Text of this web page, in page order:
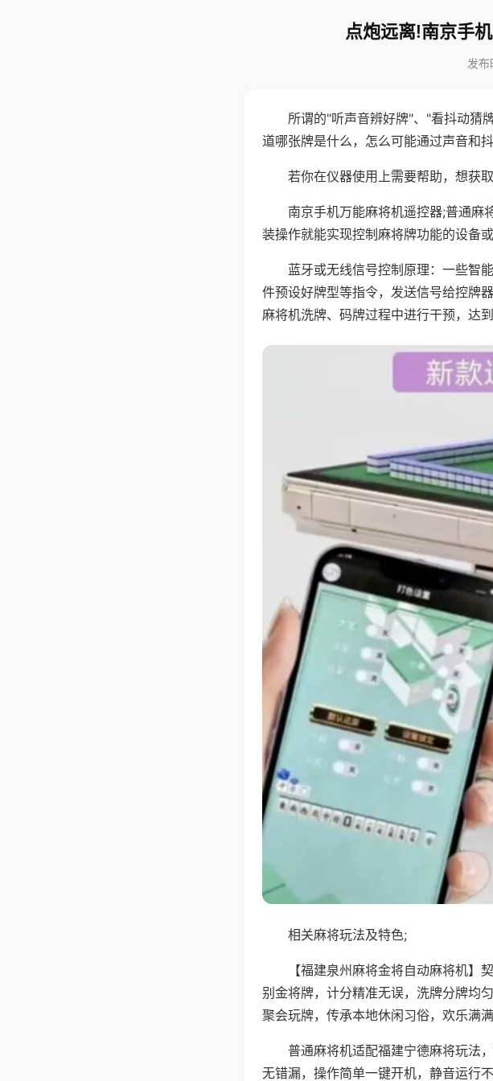
点炮远离!南京手
发
所谓的"听声音辨好牌"、"看抖动猜
道哪张牌是什么，怎么可能通过声音和
若你在仪器使用上需要帮助，想获
南京手机万能麻将机遥控器;普通麻
装操作就能实现控制麻将牌功能的设备或
蓝牙或无线信号控制原理：一些智
件预设好牌型等指令，发送信号给控牌
麻将机洗牌、码牌过程中进行干预，达到
相关麻将玩法及特色;
【福建泉州麻将金将自动麻将机】
别金将牌，计分精准无误，洗牌分牌均
聚会玩牌，传承本地休闲习俗，欢乐满满
普通麻将机适配福建宁德麻将玩法
无错漏，操作简单一键开机，静音运行不